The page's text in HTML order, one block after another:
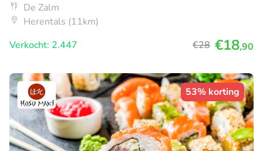
De Zalm
Herentals (11km)
Verkocht: 2.447
€28 €18,90
53% korting